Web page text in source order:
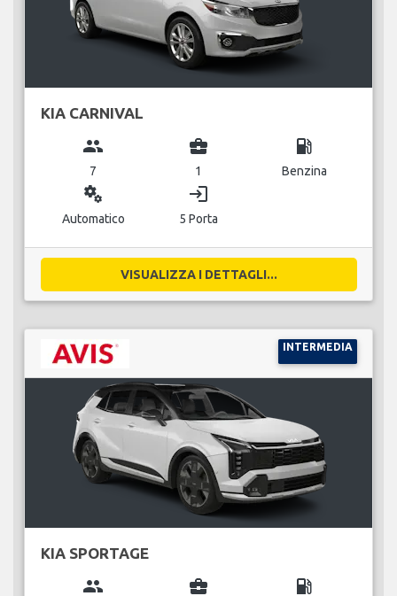
KIA CARNIVAL
group
7
business_center
1
local_gas_station
Benzina
miscellaneous_services
Automatico
login
5 Porta
VISUALIZZA I DETTAGLI...
INTERMEDIA
KIA SPORTAGE
group business_center local_gas_station